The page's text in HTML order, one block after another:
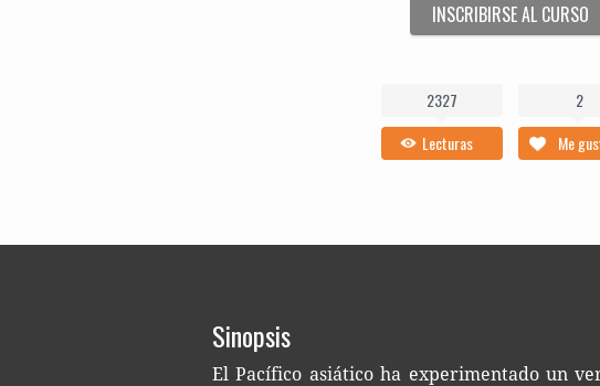
INSCRIBIRSE AL CURSO
2327
Lecturas
2
Me
Sinopsis
El Pací­fi­co asiá­ti­co ha expe­ri­men­ta­do un